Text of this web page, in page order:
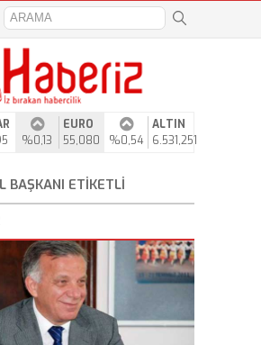
%0,13
EURO
55,080
%0,54
ALTIN
6.531,251
BAŞKANI ETIKETLI